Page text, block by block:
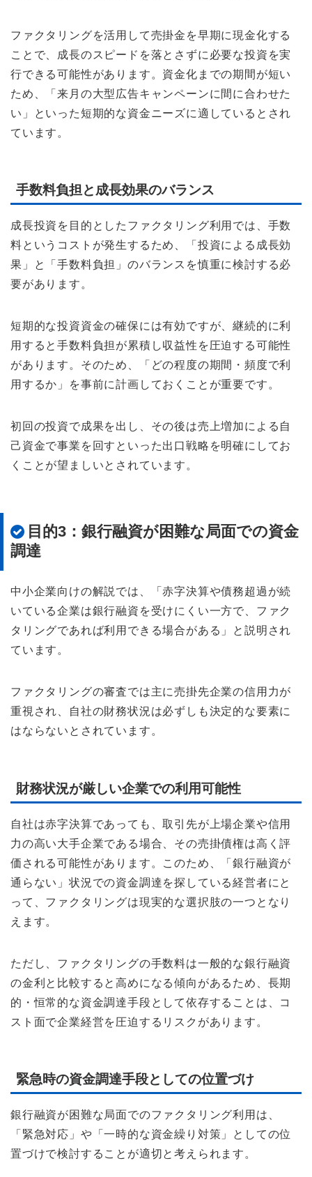
ファクタリングを活用して売掛金を早期に現金化する
ことで、成長のスピードを落とさずに必要な投資を実
行できる可能性があります。資金化までの期間が短い
ため、「来月の大型広告キャンペーンに間に合わせた
い」といった短期的な資金ニーズに適しているとされ
ています。
手数料負担と成長効果のバランス
成長投資を目的としたファクタリング利用では、手数
料というコストが発生するため、「投資による成長効
果」と「手数料負担」のバランスを慎重に検討する必
要があります。
短期的な投資資金の確保には有効ですが、継続的に利
用すると手数料負担が累積し収益性を圧迫する可能性
があります。そのため、「どの程度の期間・頻度で利
用するか」を事前に計画しておくことが重要です。
初回の投資で成果を出し、その後は売上増加による自
己資金で事業を回すといった出口戦略を明確にしてお
くことが望ましいとされています。
目的3：銀行融資が困難な局面での資金
調達
中小企業向けの解説では、「赤字決算や債務超過が続
いている企業は銀行融資を受けにくい一方で、ファク
タリングであれば利用できる場合がある」と説明され
ています。
ファクタリングの審査では主に売掛先企業の信用力が
重視され、自社の財務状況は必ずしも決定的な要素に
はならないとされています。
財務状況が厳しい企業での利用可能性
自社は赤字決算であっても、取引先が上場企業や信用
力の高い大手企業である場合、その売掛債権は高く評
価される可能性があります。このため、「銀行融資が
通らない」状況での資金調達を探している経営者にと
って、ファクタリングは現実的な選択肢の一つとなり
えます。
ただし、ファクタリングの手数料は一般的な銀行融資
の金利と比較すると高めになる傾向があるため、長期
的・恒常的な資金調達手段として依存することは、コ
スト面で企業経営を圧迫するリスクがあります。
緊急時の資金調達手段としての位置づけ
銀行融資が困難な局面でのファクタリング利用は、
「緊急対応」や「一時的な資金繰り対策」としての位
置づけで検討することが適切と考えられます。